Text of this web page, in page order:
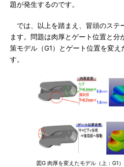
題が発生するのです。
では、以上を踏まえ、冒頭のステ
ます。問題は肉厚とゲート位置と
策モデル（G1）とゲート位置を変え
す。
図G 肉厚を変えたモデル（上：G1